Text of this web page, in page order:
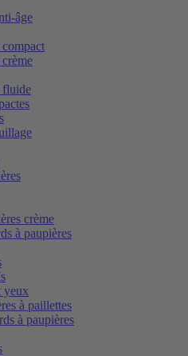
âge
fluide
crème
à paupières
yeux
à paillettes
à paupières